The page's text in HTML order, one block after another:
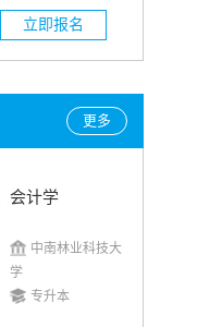
立即报名
更多
会计学
中南林业科技大
学
专升本